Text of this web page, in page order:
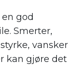
god
Smerter,
vansker
kan gjøre det